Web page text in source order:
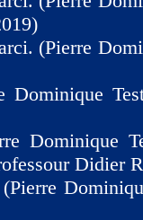
(Pierre
Dominique
Dominique
Didier